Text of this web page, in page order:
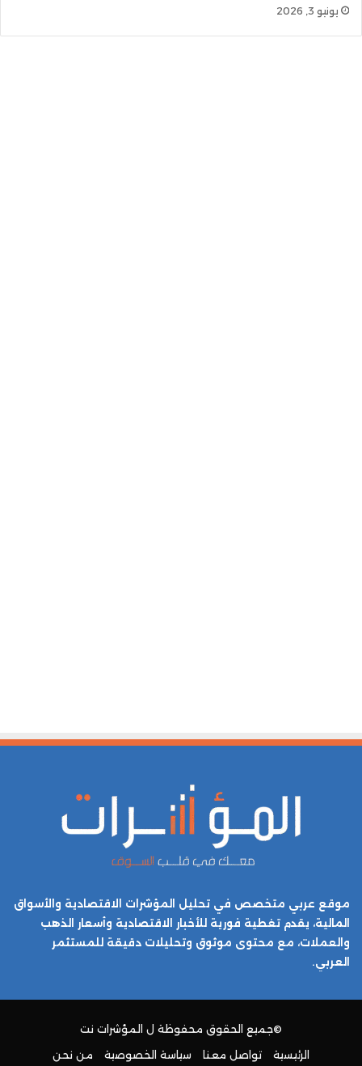
يونيو 3, 2026
موقع عربي متخصص في تحليل المؤشرات الاقتصادية والأسواق
المالية، يقدم تغطية فورية للأخبار الاقتصادية وأسعار الذهب
والعملات، مع محتوى موثوق وتحليلات دقيقة للمستثمر
العربي.
©جميع الحقوق محفوظة ل المؤشرات نت
الرئيسية
تواصل معنا سياسة الخصوصية من نحن